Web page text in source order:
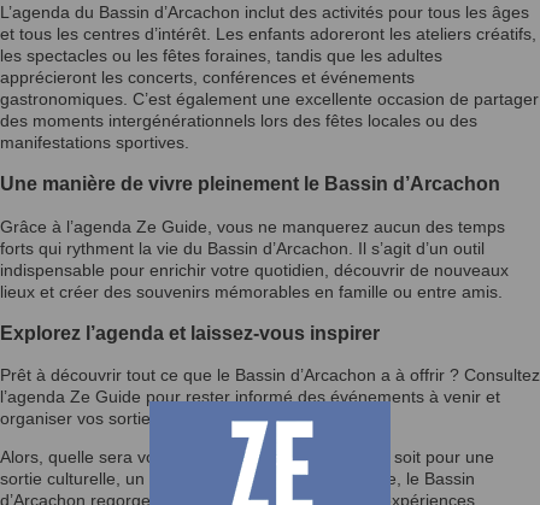
L’agenda du Bassin d’Arcachon inclut des activités pour tous les âges
et tous les centres d’intérêt. Les enfants adoreront les ateliers créatifs,
les spectacles ou les fêtes foraines, tandis que les adultes
apprécieront les concerts, conférences et événements
gastronomiques. C’est également une excellente occasion de partager
des moments intergénérationnels lors des fêtes locales ou des
manifestations sportives.
Une manière de vivre pleinement le Bassin d’Arcachon
Grâce à l’agenda Ze Guide, vous ne manquerez aucun des temps
forts qui rythment la vie du Bassin d’Arcachon. Il s’agit d’un outil
indispensable pour enrichir votre quotidien, découvrir de nouveaux
lieux et créer des souvenirs mémorables en famille ou entre amis.
Explorez l’agenda et laissez-vous inspirer
Prêt à découvrir tout ce que le Bassin d’Arcachon a à offrir ? Consultez
l’agenda Ze Guide pour rester informé des événements à venir et
organiser vos sorties selon vos envies.
Alors, quelle sera votre prochaine activité ? Que ce soit pour une
sortie culturelle, un festival ou un moment en famille, le Bassin
d’Arcachon regorge d’opportunités pour vivre des expériences